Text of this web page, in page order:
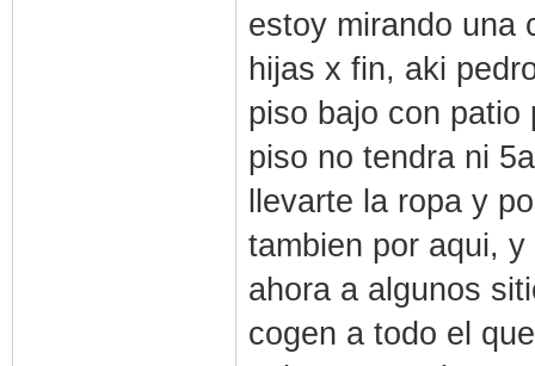
estoy mirando una
hijas x fin, aki
piso bajo con patio
piso no tendra ni
llevarte la ropa y
tambien por aqui,
ahora a algunos
cogen a todo el